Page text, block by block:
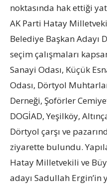
noktasında hak ettiği
AK Parti Hatay
Belediye Başkan Adayı
seçim çalışmaları
Sanayi Odası, Küçük
Odası, Dörtyol
Derneği, Şoförler
DOGİAD, Yeşilköy,
Dörtyol çarşı ve
ziyarette bulundu.
Hatay Milletvekili ve
adayı Sadullah Ergin’in